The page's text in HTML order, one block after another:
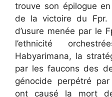
trouve son épilogue
de la victoire du Fpr.
d’usure menée par le
l’ethnicité
Habyarimana, la
par les faucons des
génocide perpétré
ont causé la mort